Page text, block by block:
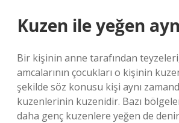
Kuzen ile yeğen
Bir kişinin anne tarafından
amcalarının çocukları o kişinin
şekilde söz konusu kişi aynı
kuzenlerinin kuzenidir. Bazı
daha genç kuzenlere yeğen de